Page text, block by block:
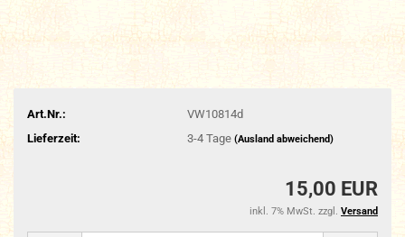
Art.Nr.:
VW10814d
Lieferzeit:
3-4 Tage (Ausland abweichend)
15,00 EUR
inkl. 7% MwSt. zzgl. Versand